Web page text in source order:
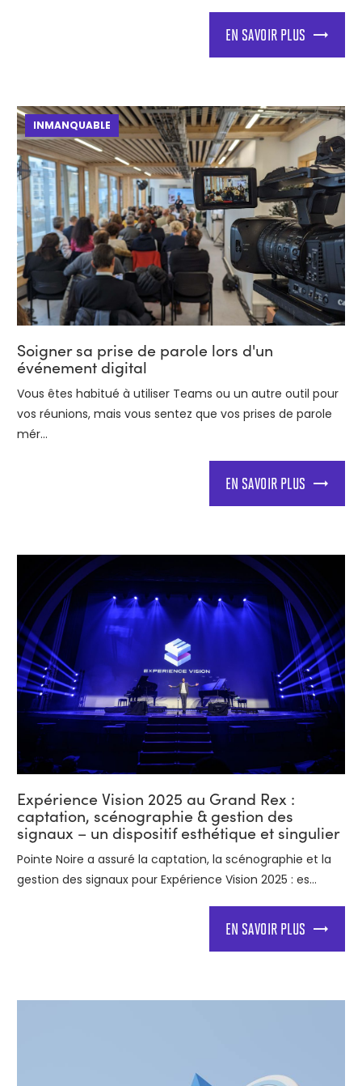
EN SAVOIR PLUS
INMANQUABLE
Soigner sa prise de parole lors d'un
événement digital
Vous êtes habitué à utiliser Teams ou un autre outil pour
vos réunions, mais vous sentez que vos prises de parole
mér...
EN SAVOIR PLUS
Expérience Vision 2025 au Grand Rex :
captation, scénographie & gestion des
signaux – un dispositif esthétique et singulier
Pointe Noire a assuré la captation, la scénographie et la
gestion des signaux pour Expérience Vision 2025 : es...
EN SAVOIR PLUS